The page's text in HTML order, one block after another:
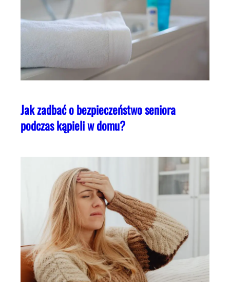
Jak zadbać o bezpieczeństwo seniora
podczas kąpieli w domu?